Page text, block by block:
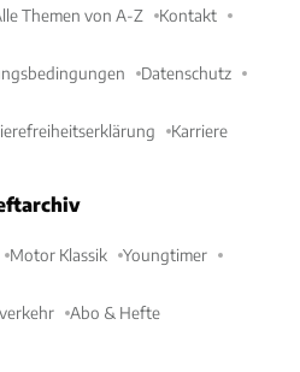
Themen von A-Z Kontakt
Datenschutz
Karriere
Motor Klassik Youngtimer
Abo & Hefte